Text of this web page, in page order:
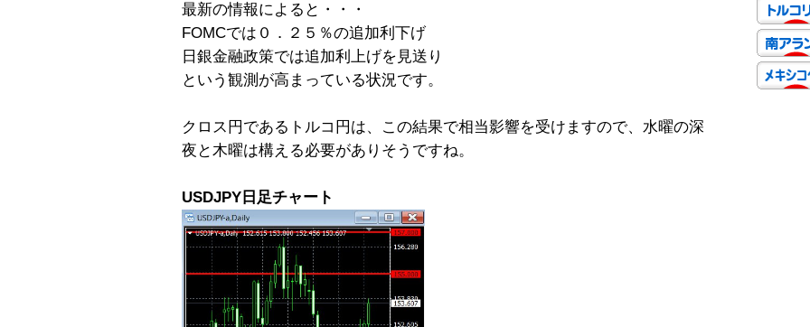
最新の情報によると・・・
FOMCでは０．２５％の追加利下げ
日銀金融政策では追加利上げを見送り
という観測が高まっている状況です。
クロス円であるトルコ円は、この結果で相当影響を受けますので、水曜の深
夜と木曜は構える必要がありそうですね。
USDJPY日足チャート